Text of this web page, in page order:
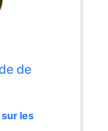
de
les